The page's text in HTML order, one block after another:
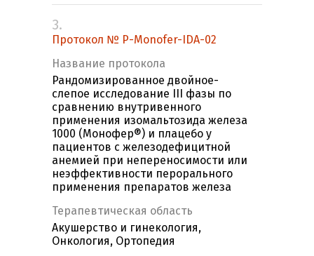
3.
Протокол № P-Monofer-IDA-02
Название протокола
Рандомизированное двойное-
слепое исследование III фазы по
сравнению внутривенного
применения изомальтозида железа
1000 (Монофер®) и плацебо у
пациентов с железодефицитной
анемией при непереносимости или
неэффективности перорального
применения препаратов железа
Терапевтическая область
Акушерство и гинекология,
Онкология, Ортопедия